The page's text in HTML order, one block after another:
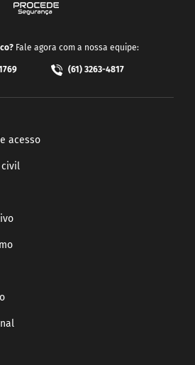
Fale agora com a nossa equipe:
(61) 3263-4817
acesso
civil